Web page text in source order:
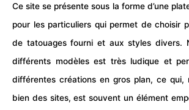
Ce site se présente sous la forme d’une
pour les particuliers qui permet de choisir
de tatouages fourni et aux styles divers.
différents modèles est très ludique et
différentes créations en gros plan, ce qui,
bien des sites, est souvent un élément